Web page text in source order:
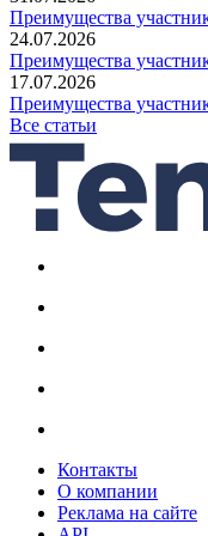
Преимущества
24.07.2026
Преимущества
17.07.2026
Преимущества
Все статьи
Контакты
О компании
Реклама на сайте